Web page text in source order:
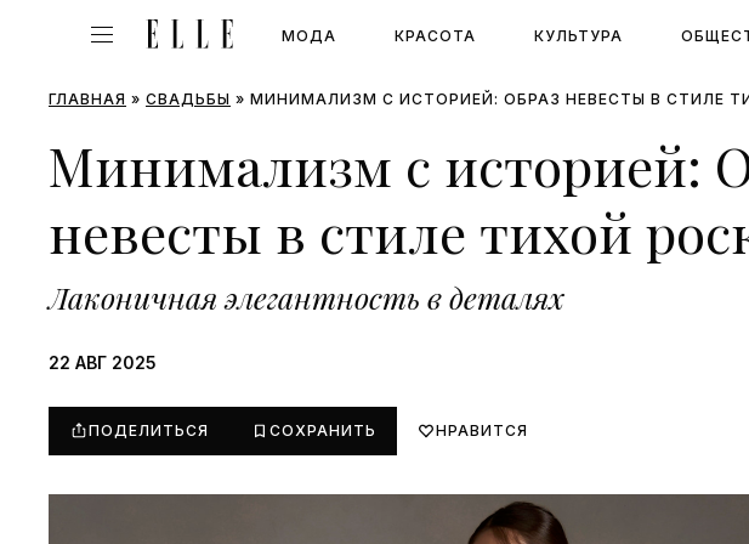
МОДА КРАСОТА КУЛЬТУРА
ГЛАВНАЯ » СВАДЬБЫ » МИНИМАЛИЗМ С ИСТОРИЕЙ: ОБРАЗ НЕВЕСТЫ В СТИЛЕ
Минимализм с историей:
невесты в стиле тихой
Лаконичная элегантность в деталях
22 АВГ 2025
ПОДЕЛИТЬСЯ СОХРАНИТЬ НРАВИТСЯ